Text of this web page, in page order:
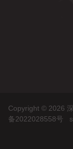
Copyright © 2026
备2022028558号